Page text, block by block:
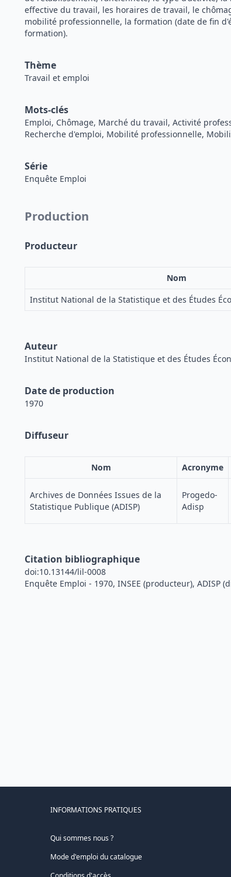
effective du travail, les horaires de travail, le
mobilité professionnelle, la formation (date de fin
formation).
Thème
Travail et emploi
Mots-clés
Emploi, Chômage, Marché du travail, Activité
Recherche d'emploi, Mobilité professionnelle,
Série
Enquête Emploi
Production
Producteur
Nom
Institut National de la Statistique et des Études
Auteur
Institut National de la Statistique et des Études
Date de production
1970
Diffuseur
Nom Acronyme
Archives de Données Issues de la
Statistique Publique (ADISP)
Progedo-
Adisp
Citation bibliographique
doi:10.13144/lil-0008
Enquête Emploi - 1970, INSEE (producteur), ADISP
INFORMATIONS PRATIQUES
Qui sommes nous ?
Mode d'emploi du catalogue